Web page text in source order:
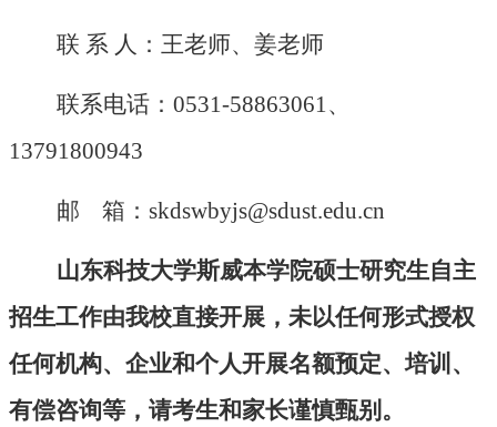
联 系 人：王老师、姜老师
联系电话：0531-58863061、
13791800943
邮 箱：skdswbyjs@sdust.edu.cn
山东科技大学斯威本学院硕士研究生自主
招生工作由我校直接开展，未以任何形式授权
任何机构、企业和个人开展名额预定、培训、
有偿咨询等，请考生和家长谨慎甄别。